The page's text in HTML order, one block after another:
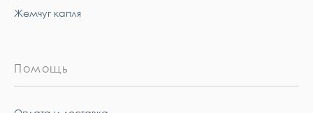
Жемчуг капля
Помощь